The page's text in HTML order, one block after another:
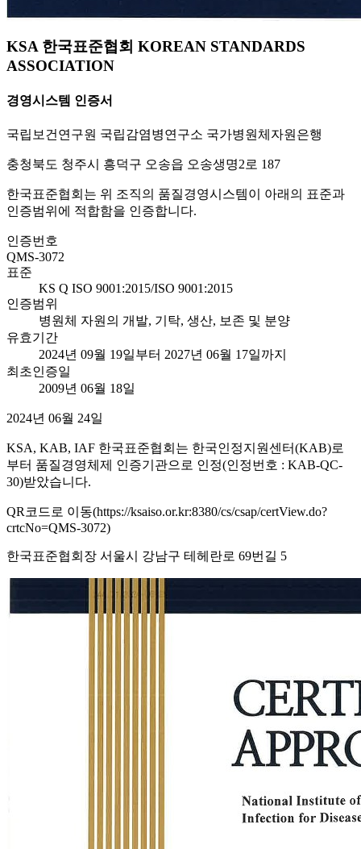
KSA 한국표준협회 KOREAN STANDARDS
ASSOCIATION
경영시스템 인증서
국립보건연구원 국립감염병연구소 국가병원체자원은행
충청북도 청주시 흥덕구 오송읍 오송생명2로 187
한국표준협회는 위 조직의 품질경영시스템이 아래의 표준과
인증범위에 적합함을 인증합니다.
인증번호
QMS-3072
표준
KS Q ISO 9001:2015/ISO 9001:2015
인증범위
병원체 자원의 개발, 기탁, 생산, 보존 및 분양
유효기간
2024년 09월 19일부터 2027년 06월 17일까지
최초인증일
2009년 06월 18일
2024년 06월 24일
KSA, KAB, IAF 한국표준협회는 한국인정지원센터(KAB)로
부터 품질경영체제 인증기관으로 인정(인정번호 : KAB-QC-
30)받았습니다.
QR코드로 이동(https://ksaiso.or.kr:8380/cs/csap/certView.do?
crtcNo=QMS-3072)
한국표준협회장 서울시 강남구 테헤란로 69번길 5